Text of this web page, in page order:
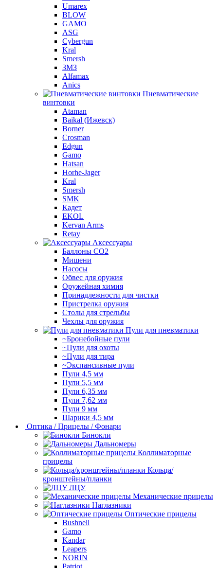
Umarex
BLOW
GAMO
ASG
Cybergun
Kral
Smersh
ЗМЗ
Alfamax
Anics
Пневматические
винтовки
Ataman
Baikal (Ижевск)
Borner
Crosman
Edgun
Gamo
Hatsan
Horhe-Jager
Kral
Smersh
SMK
Кадет
EKOL
Kervan Arms
Retay
Аксессуары
Баллоны СО2
Мишени
Насосы
Обвес для оружия
Оружейная химия
Принадлежности для чистки
Пристрелка оружия
Столы для стрельбы
Чехлы для оружия
Пули для пневматики
~Бронебойные пули
~Пули для охоты
~Пули для тира
~Экспансивные пули
Пули 4,5 мм
Пули 5,5 мм
Пули 6,35 мм
Пули 7,62 мм
Пули 9 мм
Шарики 4,5 мм
Оптика / Прицелы / Фонари
Бинокли
Дальномеры
Коллиматорные
прицелы
Кольца/
кронштейны/планки
ЛЦУ
Механические прицелы
Наглазники
Оптические прицелы
Bushnell
Gamo
Kandar
Leapers
NORIN
Patriot